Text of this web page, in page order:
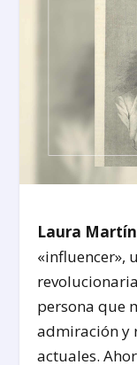
Laura
«influencer»,
persona que
admiración y
actuales.